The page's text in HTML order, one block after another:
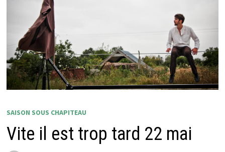
SAISON SOUS CHAPITEAU
Vite il est trop tard 22 mai